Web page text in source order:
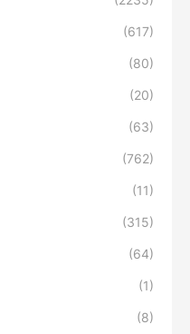
(617)
(80)
(20)
(63)
(762)
(11)
(315)
(64)
(1)
(8)